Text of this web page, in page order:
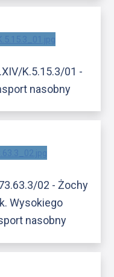
K.5.15.3/01 -
nasobny
02 - Żochy
Wysokiego
nasobny